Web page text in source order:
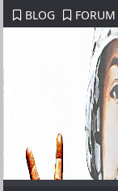
BLOG FORUM